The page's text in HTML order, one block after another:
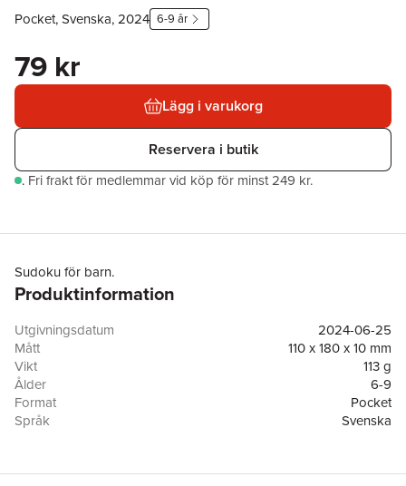
Pocket, Svenska, 2024 6-9 år
79 kr
Lägg i varukorg
Reservera i butik
. Fri frakt för medlemmar vid köp för minst 249 kr.
Sudoku för barn.
Produktinformation
Utgivningsdatum
2024-06-25
Mått
110 x 180 x 10 mm
Vikt
113 g
Ålder
6-9
Format
Pocket
Språk
Svenska
Förlag
Barthelson Förlag